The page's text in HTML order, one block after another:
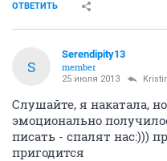
ОТВЕТИТЬ
S
Serendipity13
member
25 июля 2013
Слушайте, я накатала,
эмоционально
писать - спалят нас:)))
пригодится